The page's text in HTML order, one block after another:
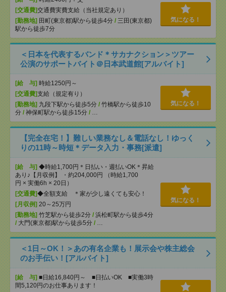
[交通費]交通費実費支給（当社規定あり）
[勤務地] 田町(東京都)駅から徒歩4分 / 三田(東京都)
駅から徒歩7分
気になる！
＜日本を代表するバンド＊サカナクション＞ツアー
公演のサポートバイト＠日本武道館[アルバイト]
[給 与] 時給1250円～
[交通費]支給（規定有り）
[勤務地] 九段下駅から徒歩5分 / 竹橋駅から徒歩10
分 / 神保町駅から徒歩15分 / …
気になる！
【完全在宅！】難しい業務なし＆電話なし！ゆっく
りの11時～時短＊データ入力・事務[派遣]
[給 与] ◆時給1,700円＊日払い・週払いOK＊昇給
あり♪【月収例】 ・約204,000円 （時給1,700
円 × 実働6h × 20日）
[交通費]◆全額支給 ＊家が少し遠くても安心！
[月収例] 20～25万円
[勤務地] 竹芝駅から徒歩2分 / 浜松町駅から徒歩4分
/ 大門(東京都)駅から徒歩5分 / …
気になる！
＜1日～OK！＞あの有名企業も！展示会や株主総会
のお手伝い！[アルバイト]
[給 与] ■日給16,840円～ ■日払いOK ■実働3時
間5,120円のお仕事あります！